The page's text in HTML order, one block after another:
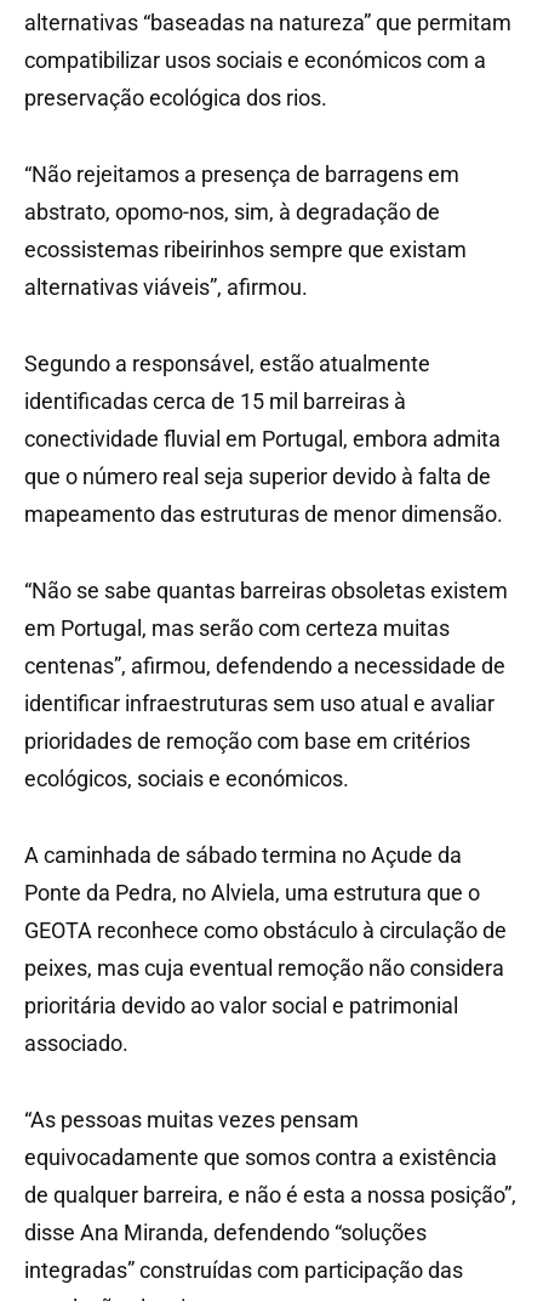
alternativas “baseadas na natureza” que permitam
compatibilizar usos sociais e económicos com a
preservação ecológica dos rios.
“Não rejeitamos a presença de barragens em
abstrato, opomo-nos, sim, à degradação de
ecossistemas ribeirinhos sempre que existam
alternativas viáveis”, afirmou.
Segundo a responsável, estão atualmente
identificadas cerca de 15 mil barreiras à
conectividade fluvial em Portugal, embora admita
que o número real seja superior devido à falta de
mapeamento das estruturas de menor dimensão.
“Não se sabe quantas barreiras obsoletas existem
em Portugal, mas serão com certeza muitas
centenas”, afirmou, defendendo a necessidade de
identificar infraestruturas sem uso atual e avaliar
prioridades de remoção com base em critérios
ecológicos, sociais e económicos.
A caminhada de sábado termina no Açude da
Ponte da Pedra, no Alviela, uma estrutura que o
GEOTA reconhece como obstáculo à circulação de
peixes, mas cuja eventual remoção não considera
prioritária devido ao valor social e patrimonial
associado.
“As pessoas muitas vezes pensam
equivocadamente que somos contra a existência
de qualquer barreira, e não é esta a nossa posição”,
disse Ana Miranda, defendendo “soluções
integradas” construídas com participação das